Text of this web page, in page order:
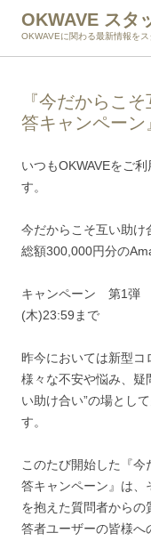
OKWAVE スタ
OKWAVEに関わる最新情報をス
『今だからこ
答キャンペーン
いつもOKWAVEをご
す。
今だからこそ互い助け
総額300,000円分の
キャンペーン 第1弾
(木)23:59まで
昨今においては新型コ
様々な不安や悩み、疑
い助け合い”の場とし
す。
このたび開始した『
答キャンペーン』は、
を抱えた質問者からの
答者ユーザーの皆様へ